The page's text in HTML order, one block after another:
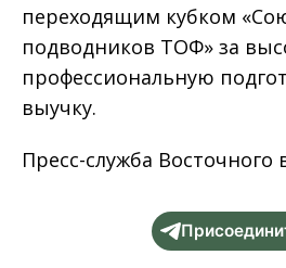
переходящим кубком
подводников ТОФ» за
профессиональную
выучку.
Пресс-служба Восточного